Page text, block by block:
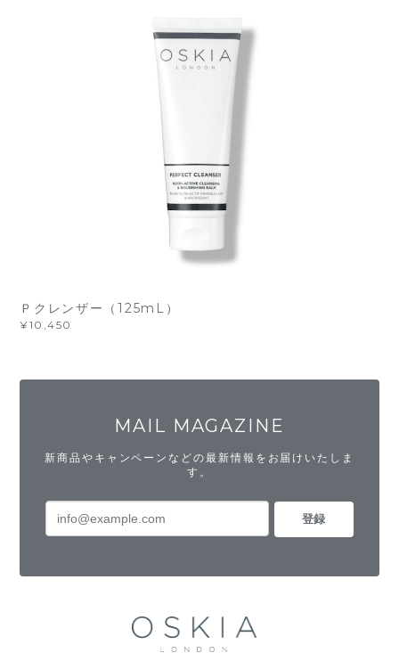
Ｐクレンザー（125mL）
¥10,450
MAIL MAGAZINE
新商品やキャンペーンなどの最新情報をお届けいたしま
す。
登録